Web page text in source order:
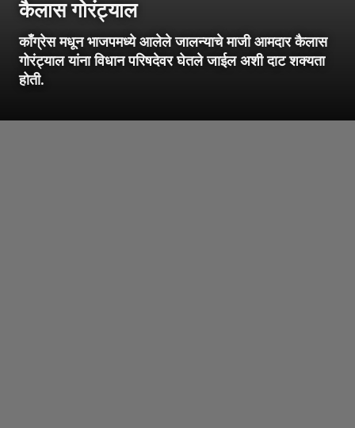
कैलास गोरंट्याल
काँग्रेस मधून भाजपमध्ये आलेले जालन्याचे माजी आमदार कैलास
गोरंट्याल यांना विधान परिषदेवर घेतले जाईल अशी दाट शक्यता
होती.